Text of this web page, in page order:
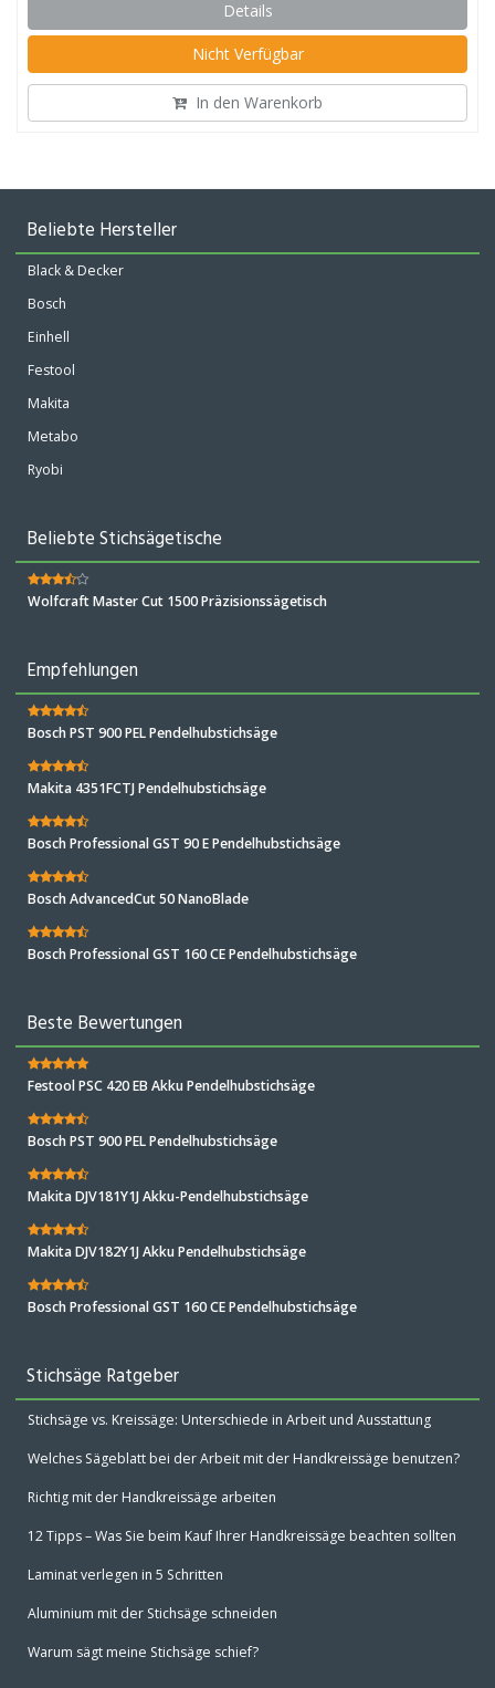
Details
Nicht Verfügbar
In den Warenkorb
Beliebte Hersteller
Black & Decker
Bosch
Einhell
Festool
Makita
Metabo
Ryobi
Beliebte Stichsägetische
Wolfcraft Master Cut 1500 Präzisionssägetisch
Empfehlungen
Bosch PST 900 PEL Pendelhubstichsäge
Makita 4351FCTJ Pendelhubstichsäge
Bosch Professional GST 90 E Pendelhubstichsäge
Bosch AdvancedCut 50 NanoBlade
Bosch Professional GST 160 CE Pendelhubstichsäge
Beste Bewertungen
Festool PSC 420 EB Akku Pendelhubstichsäge
Bosch PST 900 PEL Pendelhubstichsäge
Makita DJV181Y1J Akku-Pendelhubstichsäge
Makita DJV182Y1J Akku Pendelhubstichsäge
Bosch Professional GST 160 CE Pendelhubstichsäge
Stichsäge Ratgeber
Stichsäge vs. Kreissäge: Unterschiede in Arbeit und Ausstattung
Welches Sägeblatt bei der Arbeit mit der Handkreissäge benutzen?
Richtig mit der Handkreissäge arbeiten
12 Tipps – Was Sie beim Kauf Ihrer Handkreissäge beachten sollten
Laminat verlegen in 5 Schritten
Aluminium mit der Stichsäge schneiden
Warum sägt meine Stichsäge schief?